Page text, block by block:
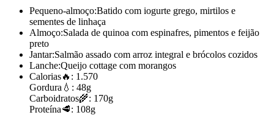
Pequeno-almoço:Batido com iogurte grego, mirtilos e
sementes de linhaça
Almoço:Salada de quinoa com espinafres, pimentos e feijão
preto
Jantar:Salmão assado com arroz integral e brócolos cozidos
Lanche:Queijo cottage com morangos
Calorias🔥: 1.570
Gordura 💧: 48g
Carboidratos🌾: 170g
Proteína🥩: 108g